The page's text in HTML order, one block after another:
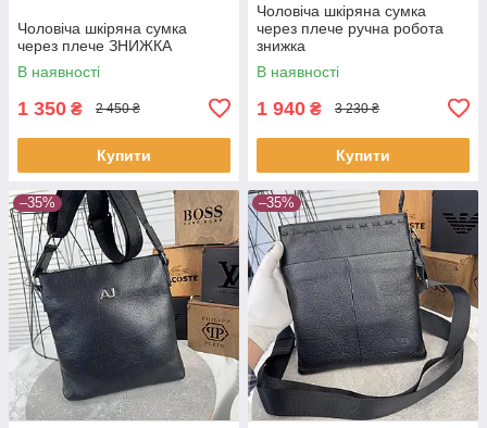
Чоловіча шкіряна сумка
через плече ЗНИЖКА
В наявності
1 350 ₴ 2 450 ₴
Купити
Чоловіча шкіряна сумка
через плече ручна робота
знижка
В наявності
1 940 ₴ 3 230 ₴
Купити
–35% –35%